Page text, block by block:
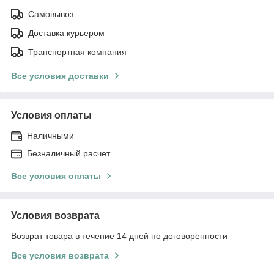
Самовывоз
Доставка курьером
Транспортная компания
Все условия доставки
Условия оплаты
Наличными
Безналичный расчет
Все условия оплаты
Условия возврата
Возврат товара в течение 14 дней по договоренности
Все условия возврата